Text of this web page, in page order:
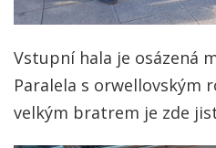
Vstupní hala je osázená
Paralela s orwellovským
velkým bratrem je zde